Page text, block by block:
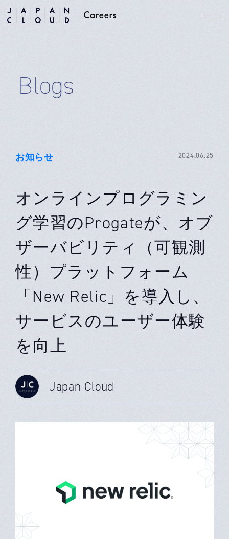
Blogs
お知らせ 2024.06.25
オンラインプログラミン
グ学習のProgateが、オブ
ザーバビリティ（可観測
性）プラットフォーム
「New Relic」を導入し、
サービスのユーザー体験
を向上
Japan Cloud